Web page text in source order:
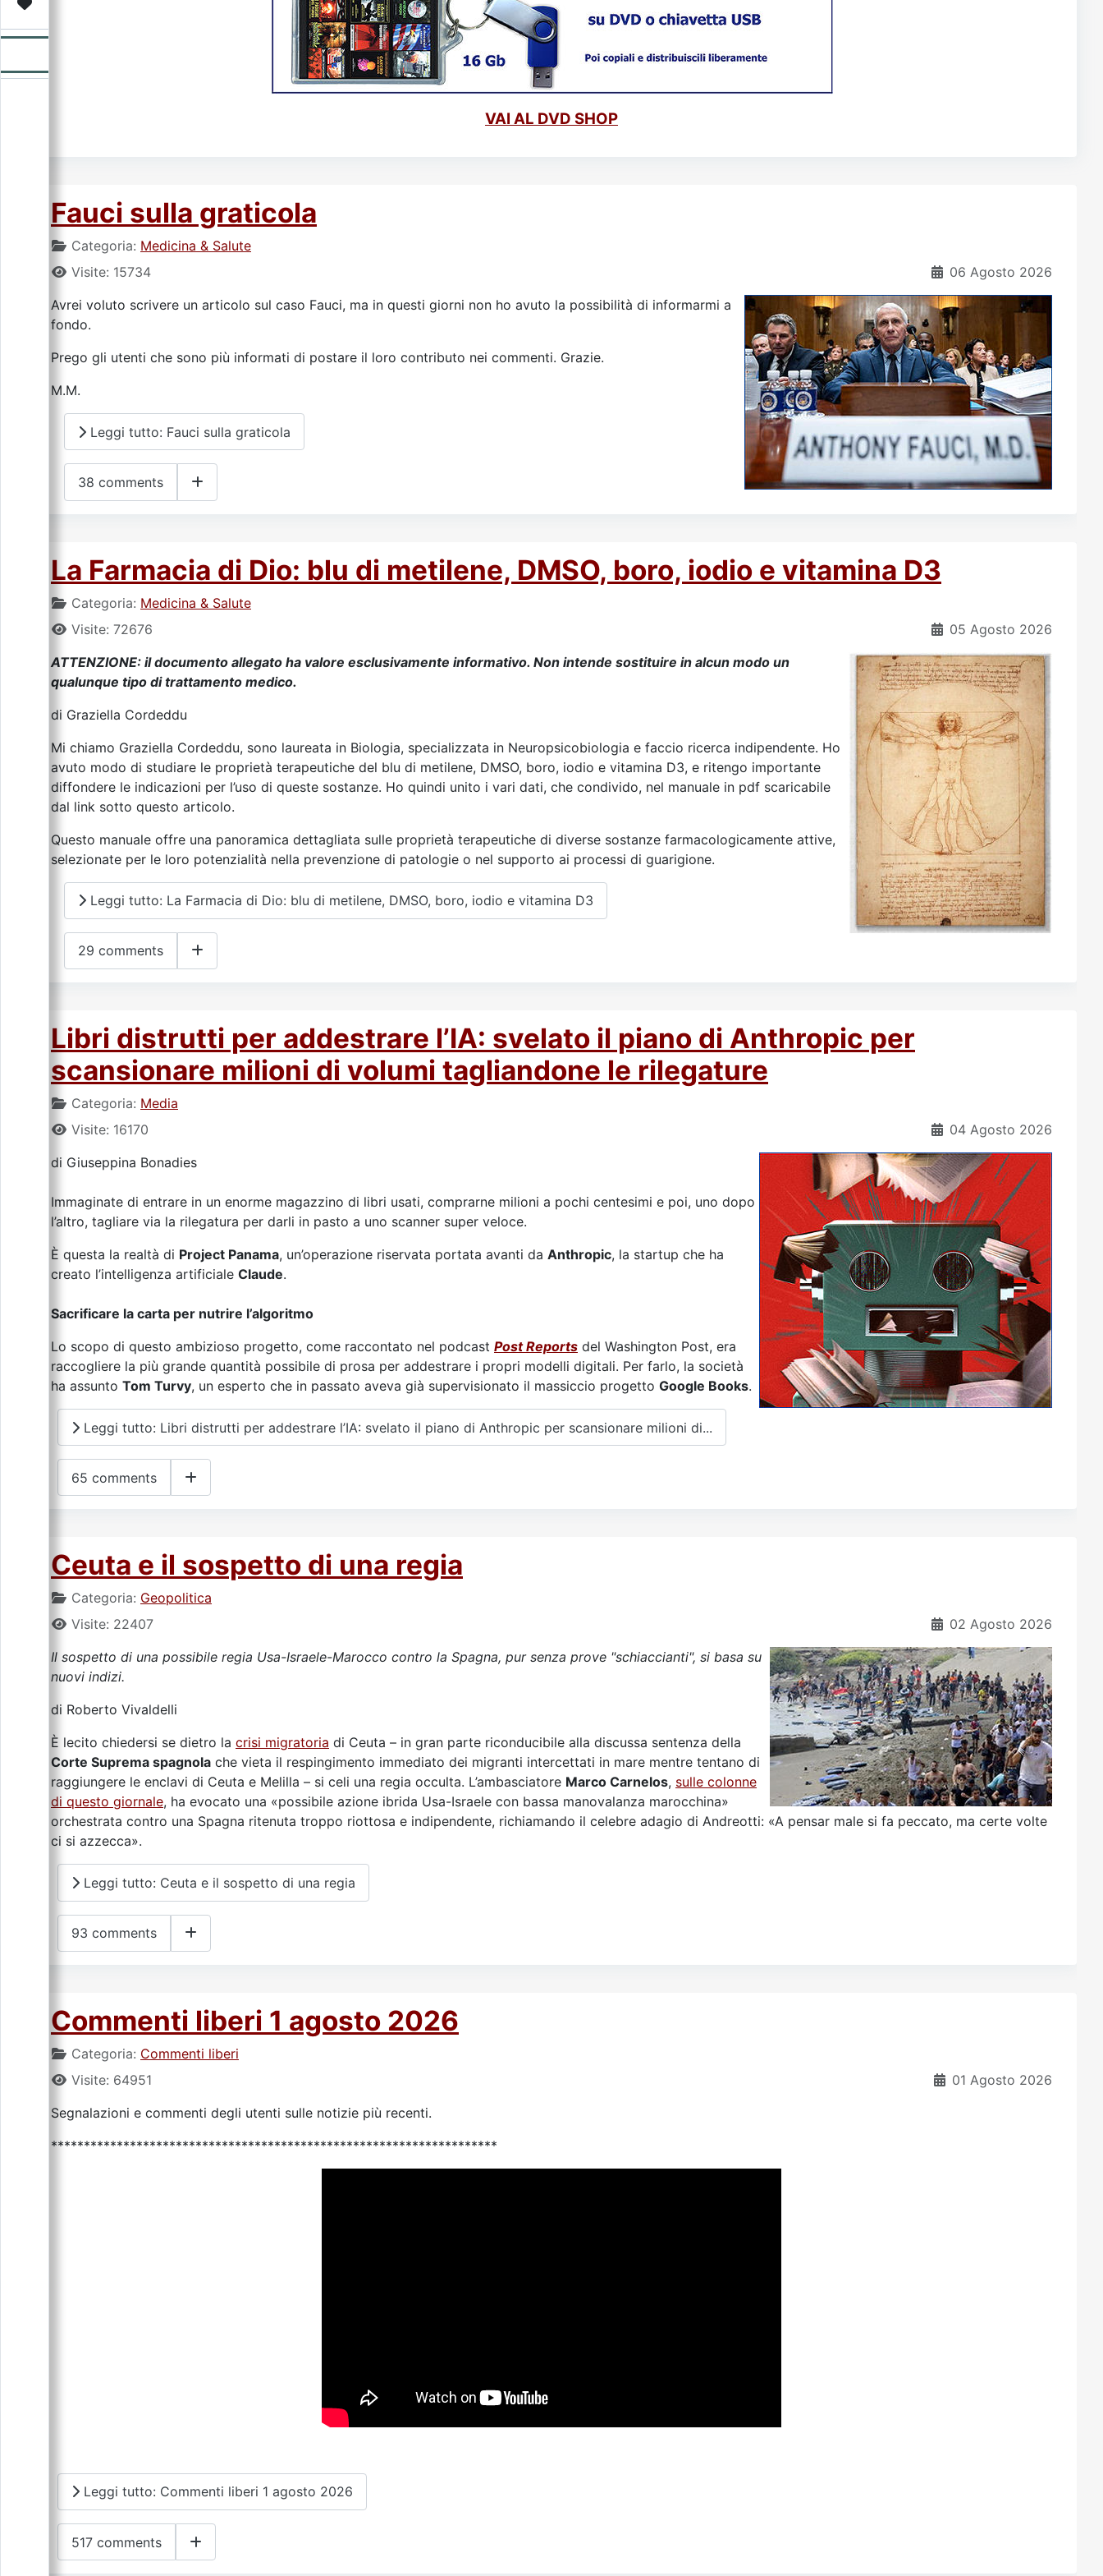
VAI AL DVD SHOP
Fauci sulla graticola
Categoria: Medicina & Salute
06 Agosto 2026
Visite: 15734
Avrei voluto scrivere un articolo sul caso Fauci, ma in questi giorni non ho avuto la possibilità di informarmi a
fondo.
Prego gli utenti che sono più informati di postare il loro contributo nei commenti. Grazie.
M.M.
Leggi tutto: Fauci sulla graticola
38 comments
La Farmacia di Dio: blu di metilene, DMSO, boro, iodio e vitamina D3
Categoria: Medicina & Salute
05 Agosto 2026
Visite: 72676
ATTENZIONE: il documento allegato ha valore esclusivamente informativo. Non intende sostituire in alcun modo un
qualunque tipo di trattamento medico.
di Graziella Cordeddu
Mi chiamo Graziella Cordeddu, sono laureata in Biologia, specializzata in Neuropsicobiologia e faccio ricerca indipendente. Ho
avuto modo di studiare le proprietà terapeutiche del blu di metilene, DMSO, boro, iodio e vitamina D3, e ritengo importante
diffondere le indicazioni per l’uso di queste sostanze. Ho quindi unito i vari dati, che condivido, nel manuale in pdf scaricabile
dal link sotto questo articolo.
Questo manuale offre una panoramica dettagliata sulle proprietà terapeutiche di diverse sostanze farmacologicamente attive,
selezionate per le loro potenzialità nella prevenzione di patologie o nel supporto ai processi di guarigione.
Leggi tutto: La Farmacia di Dio: blu di metilene, DMSO, boro, iodio e vitamina D3
29 comments
Libri distrutti per addestrare l’IA: svelato il piano di Anthropic per
scansionare milioni di volumi tagliandone le rilegature
Categoria: Media
04 Agosto 2026
Visite: 16170
di Giuseppina Bonadies
Immaginate di entrare in un enorme magazzino di libri usati, comprarne milioni a pochi centesimi e poi, uno dopo
l’altro, tagliare via la rilegatura per darli in pasto a uno scanner super veloce.
È questa la realtà di Project Panama, un’operazione riservata portata avanti da Anthropic, la startup che ha
creato l’intelligenza artificiale Claude.
Sacrificare la carta per nutrire l’algoritmo
Lo scopo di questo ambizioso progetto, come raccontato nel podcast Post Reports del Washington Post, era
raccogliere la più grande quantità possibile di prosa per addestrare i propri modelli digitali. Per farlo, la società
ha assunto Tom Turvy, un esperto che in passato aveva già supervisionato il massiccio progetto Google Books.
Leggi tutto: Libri distrutti per addestrare l’IA: svelato il piano di Anthropic per scansionare milioni di...
65 comments
Ceuta e il sospetto di una regia
Categoria: Geopolitica
02 Agosto 2026
Visite: 22407
Il sospetto di una possibile regia Usa-Israele-Marocco contro la Spagna, pur senza prove "schiaccianti", si basa su
nuovi indizi.
di Roberto Vivaldelli
È lecito chiedersi se dietro la crisi migratoria di Ceuta – in gran parte riconducibile alla discussa sentenza della
Corte Suprema spagnola che vieta il respingimento immediato dei migranti intercettati in mare mentre tentano di
raggiungere le enclavi di Ceuta e Melilla – si celi una regia occulta. L’ambasciatore Marco Carnelos, sulle colonne
di questo giornale, ha evocato una «possibile azione ibrida Usa-Israele con bassa manovalanza marocchina»
orchestrata contro una Spagna ritenuta troppo riottosa e indipendente, richiamando il celebre adagio di Andreotti: «A pensar male si fa peccato, ma certe volte
ci si azzecca».
Leggi tutto: Ceuta e il sospetto di una regia
93 comments
Commenti liberi 1 agosto 2026
Categoria: Commenti liberi
01 Agosto 2026
Visite: 64951
Segnalazioni e commenti degli utenti sulle notizie più recenti.
********************************************************************
Leggi tutto: Commenti liberi 1 agosto 2026
517 comments